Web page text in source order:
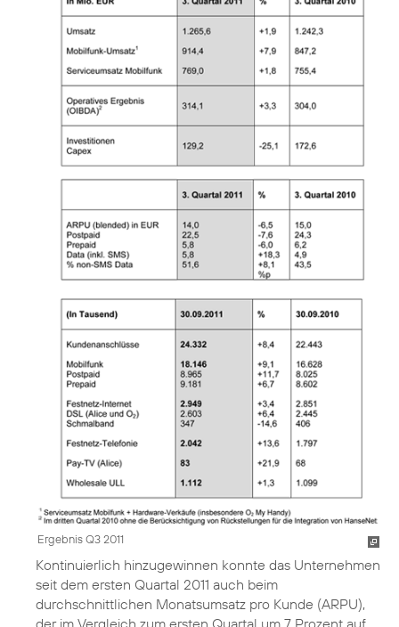
Ergebnis Q3 2011
Kontinuierlich hinzugewinnen konnte das Unternehmen
seit dem ersten Quartal 2011 auch beim
durchschnittlichen Monatsumsatz pro Kunde (ARPU),